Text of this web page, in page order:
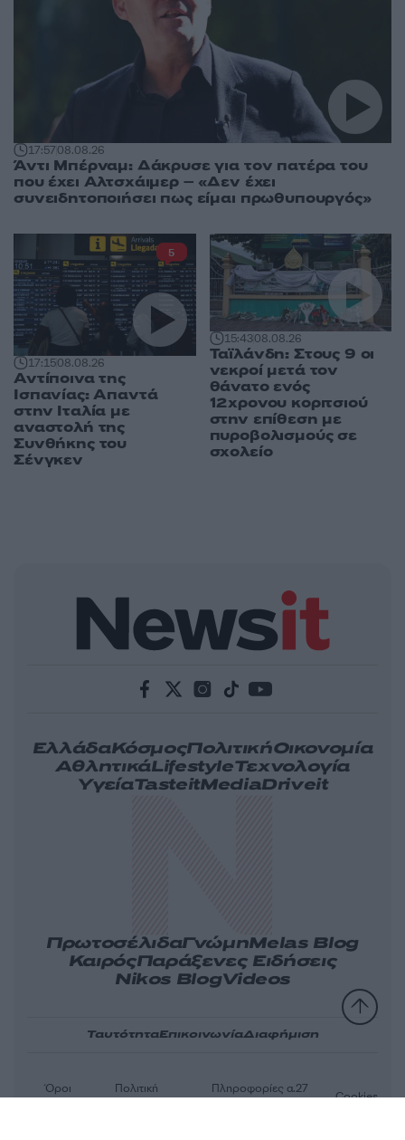
17:5708.08.26
Άντι Μπέρναμ: Δάκρυσε για τον πατέρα του
που έχει Αλτσχάιμερ – «Δεν έχει
συνειδητοποιήσει πως είμαι πρωθυπουργός»
17:1508.08.26
Αντίποινα της
Ισπανίας: Απαντά
στην Ιταλία με
αναστολή της
Συνθήκης του
Σένγκεν
5
15:4308.08.26
Ταϊλάνδη: Στους 9 οι
νεκροί μετά τον
θάνατο ενός
12χρονου κοριτσιού
στην επίθεση με
πυροβολισμούς σε
σχολείο
ΕλλάδαΚόσμοςΠολιτικήΟικονομία
ΑθλητικάLifestyleΤεχνολογία
ΥγείαTasteitMediaDriveit
ΠρωτοσέλιδαΓνώμηMelas Blog
ΚαιρόςΠαράξενες Ειδήσεις
Nikos BlogVideos
ΤαυτότηταΕπικοινωνίαΔιαφήμιση
Όροι
Πολιτική
Πληροφορίες α.27
Cookies